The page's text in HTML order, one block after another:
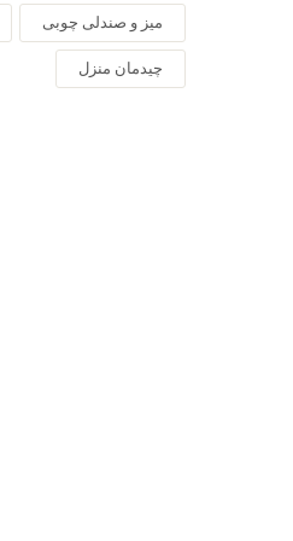
میز و صندلی چوبی
چیدمان منزل